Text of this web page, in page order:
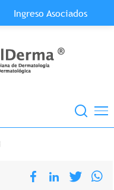
Ingreso Asociados